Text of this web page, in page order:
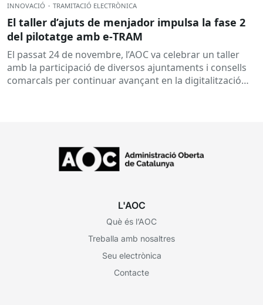
INNOVACIÓ · TRAMITACIÓ ELECTRÒNICA
El taller d’ajuts de menjador impulsa la fase 2
del pilotatge amb e‑TRAM
El passat 24 de novembre, l’AOC va celebrar un taller
amb la participació de diversos ajuntaments i consells
comarcals per continuar avançant en la digitalització
L'AOC
Què és l’AOC
Treballa amb nosaltres
Seu electrònica
Contacte